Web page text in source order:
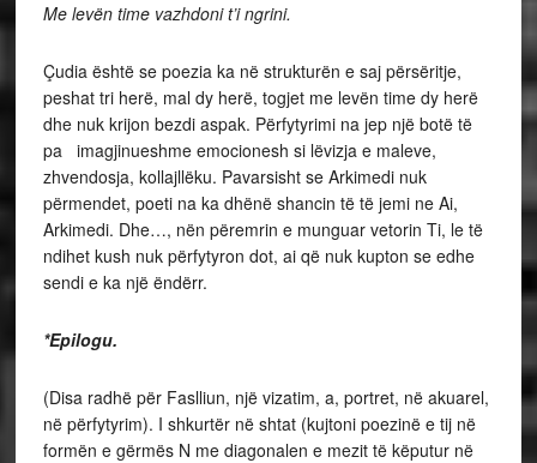
Me levën time vazhdoni t’i ngrini.
Çudia është se poezia ka në strukturën e saj përsëritje,
peshat tri herë, mal dy herë, togjet me levën time dy herë
dhe nuk krijon bezdi aspak. Përfytyrimi na jep një botë të
pa imagjinueshme emocionesh si lëvizja e maleve,
zhvendosja, kollajllëku. Pavarsisht se Arkimedi nuk
përmendet, poeti na ka dhënë shancin të të jemi ne Ai,
Arkimedi. Dhe…, nën përemrin e munguar vetorin Ti, le të
ndihet kush nuk përfytyron dot, ai që nuk kupton se edhe
sendi e ka një ëndërr.
*Epilogu.
(Disa radhë për Faslliun, një vizatim, a, portret, në akuarel,
në përfytyrim). I shkurtër në shtat (kujtoni poezinë e tij në
formën e gërmës N me diagonalen e mezit të këputur në